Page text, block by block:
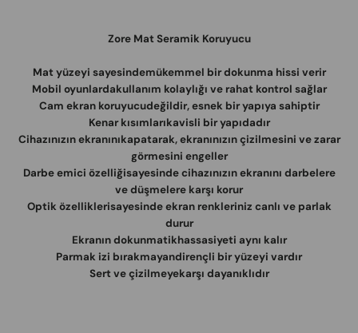
Zore Mat Seramik Koruyucu
Mat yüzeyi sayesindemükemmel bir dokunma hissi verir
Mobil oyunlardakullanım kolaylığı ve rahat kontrol sağlar
Cam ekran koruyucudeğildir, esnek bir yapıya sahiptir
Kenar kısımlarıkavisli bir yapıdadır
Cihazınızın ekranınıkapatarak, ekranınızın çizilmesini ve zarar
görmesini engeller
Darbe emici özelliğisayesinde cihazınızın ekranını darbelere
ve düşmelere karşı korur
Optik özelliklerisayesinde ekran renkleriniz canlı ve parlak
durur
Ekranın dokunmatikhassasiyeti aynı kalır
Parmak izi bırakmayandirençli bir yüzeyi vardır
Sert ve çizilmeyekarşı dayanıklıdır